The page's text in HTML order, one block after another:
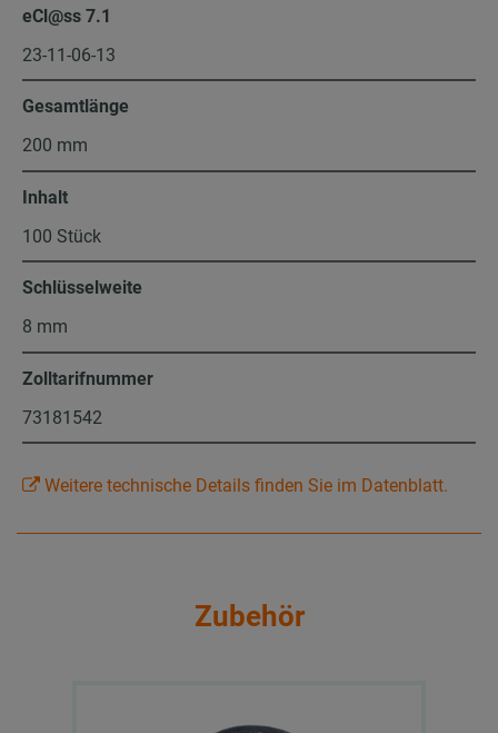
eCl@ss 7.1
23-11-06-13
Gesamtlänge
200 mm
Inhalt
100 Stück
Schlüsselweite
8 mm
Zolltarifnummer
73181542
Weitere technische Details finden Sie im Datenblatt.
Zubehör